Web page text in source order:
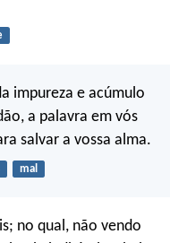
impureza e acúmulo
a palavra em vós
salvar a vossa alma.
mal
no qual, não vendo